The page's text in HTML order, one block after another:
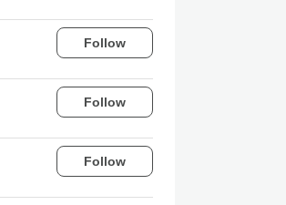
Follow
Follow
Follow